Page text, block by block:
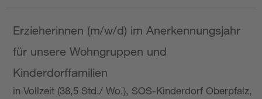
Erzieherinnen (m/w/d) im Anerkennungsjahr
für unsere Wohngruppen und
Kinderdorffamilien
in Vollzeit (38,5 Std./ Wo.), SOS-Kinderdorf Oberpfalz,